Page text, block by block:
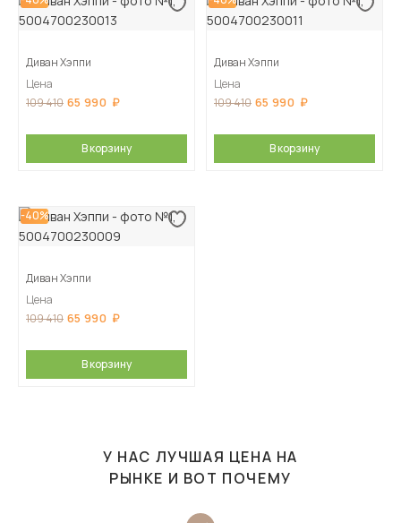
Диван Хэппи
Цена
109 410 65 990
В корзину
Диван Хэппи
Цена
109 410 65 990
В корзину
-40%
Диван Хэппи
Цена
109 410 65 990
В корзину
У НАС ЛУЧШАЯ ЦЕНА НА
РЫНКЕ И ВОТ ПОЧЕМУ